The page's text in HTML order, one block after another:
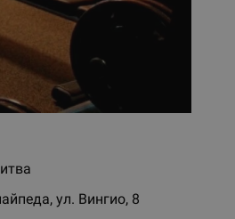
ул. Вингио, 8